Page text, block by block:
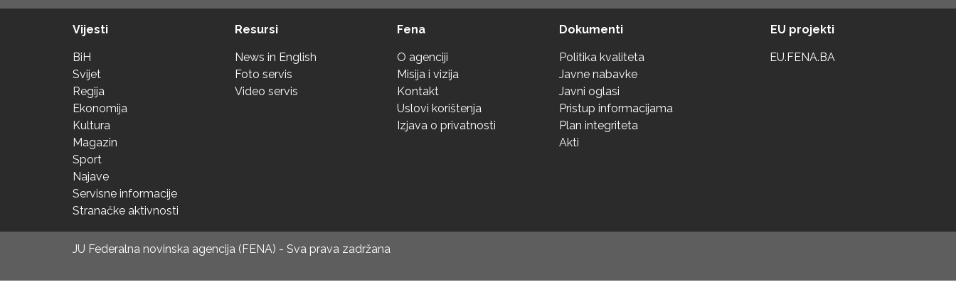
Vijesti
BiH
Svijet
Regija
Ekonomija
Kultura
Magazin
Sport
Najave
Servisne informacije
Stranačke aktivnosti
Resursi
News in English
Foto servis
Video servis
Fena
O agenciji
Misija i vizija
Kontakt
Uslovi korištenja
Izjava o privatnosti
Dokumenti
Politika kvaliteta
Javne nabavke
Javni oglasi
Pristup informacijama
Plan integriteta
Akti
EU projekti
EU.FENA.BA
JU Federalna novinska agencija (FENA) - Sva prava zadržana